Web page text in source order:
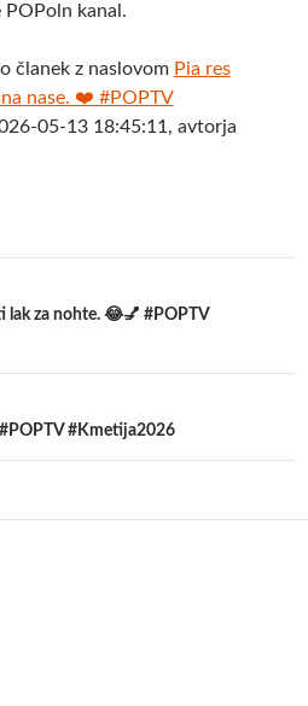
POPoln kanal.
članek z naslovom Pia res
nase. ❤️ #POPTV
05-13 18:45:11, avtorja
lak za nohte. 😂💅 #POPTV
#POPTV #Kmetija2026